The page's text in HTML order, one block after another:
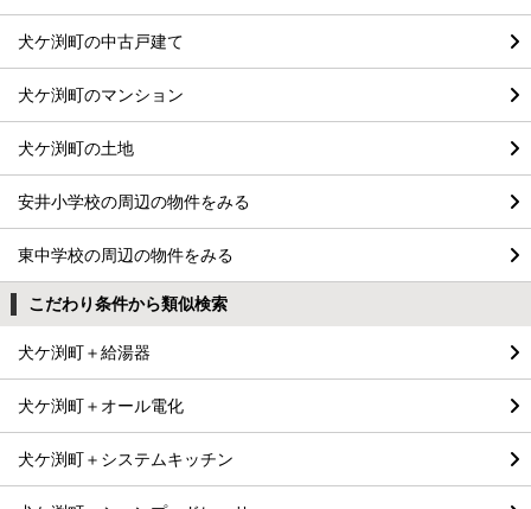
犬ケ渕町の中古戸建て
犬ケ渕町のマンション
犬ケ渕町の土地
安井小学校の周辺の物件をみる
東中学校の周辺の物件をみる
こだわり条件から類似検索
犬ケ渕町＋給湯器
犬ケ渕町＋オール電化
犬ケ渕町＋システムキッチン